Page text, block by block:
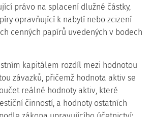
právo na splacení dlužné částky,
opravňující k nabytí nebo zcizení
cenných papírů uvedených v bodech
kapitálem rozdíl mezi hodnotou
závazků, přičemž hodnota aktiv se
reálné hodnoty aktiv, které
činností, a hodnoty ostatních